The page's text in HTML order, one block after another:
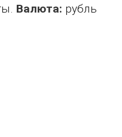
Валюта: рубль